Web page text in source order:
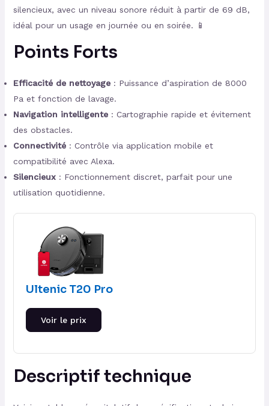
silencieux, avec un niveau sonore réduit à partir de 69 dB,
idéal pour un usage en journée ou en soirée. 📱
Points Forts
Efficacité de nettoyage: Puissance d’aspiration de 8000
Pa et fonction de lavage.
Navigation intelligente: Cartographie rapide et évitement
des obstacles.
Connectivité: Contrôle via application mobile et
compatibilité avec Alexa.
Silencieux: Fonctionnement discret, parfait pour une
utilisation quotidienne.
Ultenic T20 Pro
Voir le prix
Descriptif technique